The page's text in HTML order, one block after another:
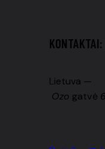
KONTAKTAI:
Lietuva —
Ozo gatvė 6